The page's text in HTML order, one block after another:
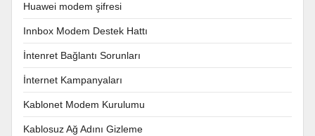
Huawei modem şifresi
Innbox Modem Destek Hattı
İntenret Bağlantı Sorunları
İnternet Kampanyaları
Kablonet Modem Kurulumu
Kablosuz Ağ Adını Gizleme